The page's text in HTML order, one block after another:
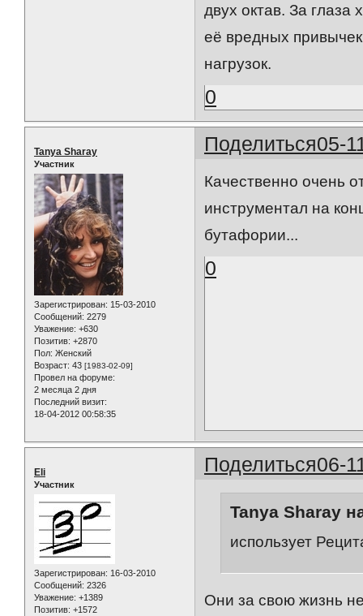
двух октав. За
её вредных
нагрузок.
0
Поделиться05-
Tanya Sharay
Участник
Зарегистрирован: 15-03-2010
Сообщений: 2279
Уважение: +630
Позитив: +2870
Пол: Женский
Возраст: 43 [1983-02-09]
Провел на форуме:
2 месяца 2 дня
Последний визит:
18-04-2012 00:58:35
Качественно очень
инструментал на
бутафории...
0
Поделиться06-
Eli
Участник
Зарегистрирован: 16-03-2010
Сообщений: 2326
Уважение: +1389
Позитив: +1572
Tanya Sharay
использует
Они за свою жизнь